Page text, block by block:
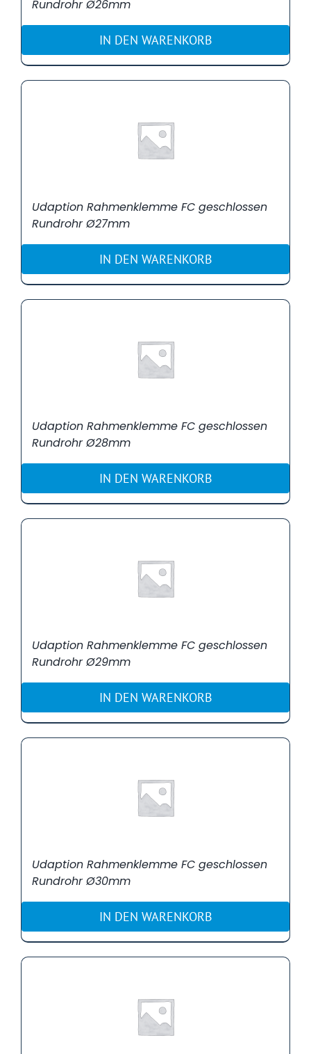
Rundrohr Ø26mm
IN DEN WARENKORB
Udaption Rahmenklemme FC geschlossen
Rundrohr Ø27mm
IN DEN WARENKORB
Udaption Rahmenklemme FC geschlossen
Rundrohr Ø28mm
IN DEN WARENKORB
Udaption Rahmenklemme FC geschlossen
Rundrohr Ø29mm
IN DEN WARENKORB
Udaption Rahmenklemme FC geschlossen
Rundrohr Ø30mm
IN DEN WARENKORB